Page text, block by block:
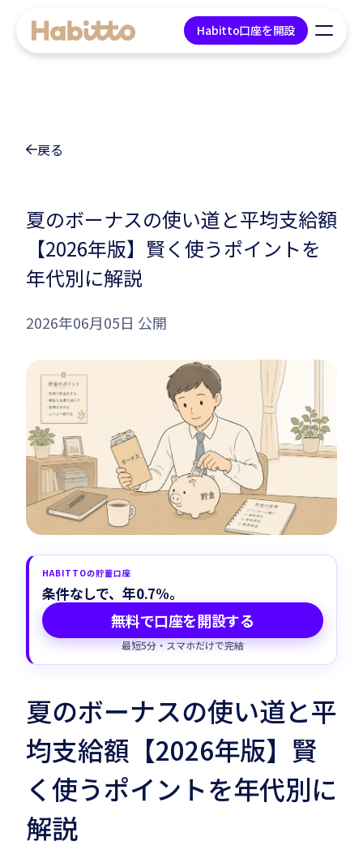
Habitto口座を開設
マネープラン相談
会社情報
Habitto口座を開設
戻る
夏のボーナスの使い道と平均支給額
【2026年版】賢く使うポイントを
年代別に解説
2026年06月05日 公開
HABITTOの貯蓄口座
条件なしで、年0.7%。
無料で口座を開設する
最短5分・スマホだけで完結
夏のボーナスの使い道と平
均支給額【2026年版】賢
く使うポイントを年代別に
解説